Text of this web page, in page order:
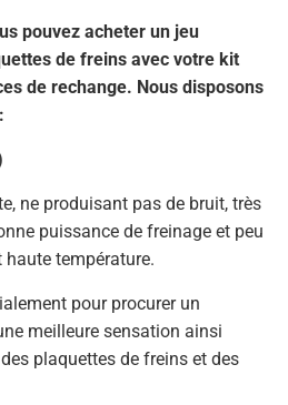
pouvez acheter un jeu
de freins avec votre kit
de rechange. Nous disposons
ne produisant pas de bruit, très
puissance de freinage et peu
température.
pour procurer un
meilleure sensation ainsi
plaquettes de freins et des